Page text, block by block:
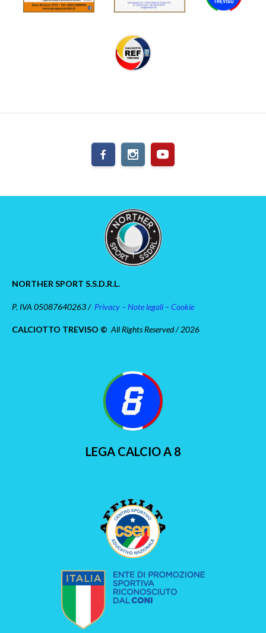
NORTHER SPORT S.S.D.R.L.
P. IVA 05087640263 / Privacy – Note legali – Cookie
CALCIOTTO TREVISO © All Rights Reserved / 2026
LEGA CALCIO A 8